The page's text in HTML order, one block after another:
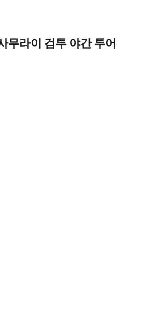
무라이 검투 야간 투어